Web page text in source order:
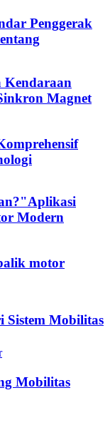
Penggerak
Kendaraan
Magnet
Modern
motor
Mobilitas
Mobilitas